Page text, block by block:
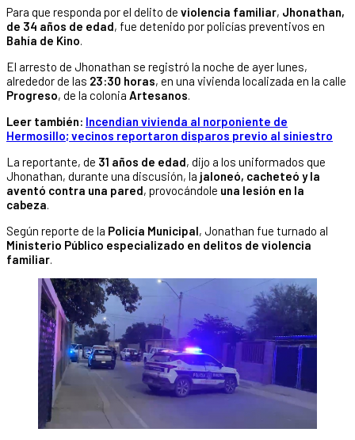
Para que responda por el delito de violencia familiar, Jhonathan,
de 34 años de edad, fue detenido por policías preventivos en
Bahía de Kino.
El arresto de Jhonathan se registró la noche de ayer lunes,
alrededor de las 23:30 horas, en una vivienda localizada en la calle
Progreso, de la colonia Artesanos.
Leer también: Incendian vivienda al norponiente de
Hermosillo; vecinos reportaron disparos previo al siniestro
La reportante, de 31 años de edad, dijo a los uniformados que
Jhonathan, durante una discusión, la jaloneó, cacheteó y la
aventó contra una pared, provocándole una lesión en la
cabeza.
Según reporte de la Policía Municipal, Jonathan fue turnado al
Ministerio Público especializado en delitos de violencia
familiar.